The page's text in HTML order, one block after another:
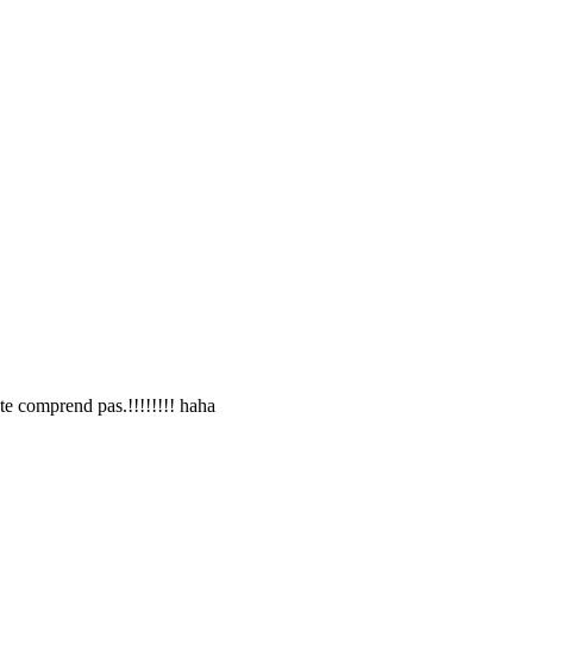
comprend pas.!!!!!!!! haha